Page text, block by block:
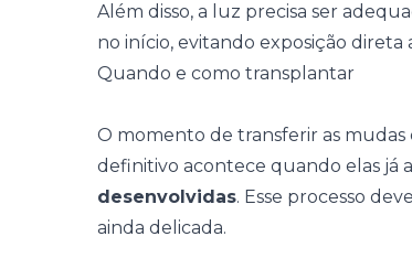
Além disso, a luz precisa ser
no início, evitando exposição direta
Quando e como transplantar
O momento de transferir as mudas
definitivo acontece quando elas já
desenvolvidas. Esse processo
ainda delicada.